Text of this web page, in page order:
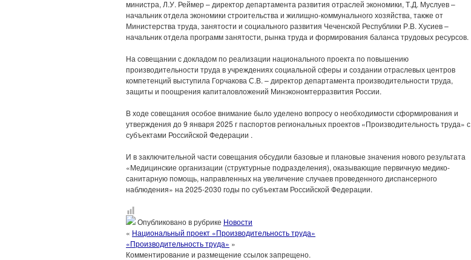
министра, Л.У. Реймер – директор департамента развития отраслей экономики, Т.Д. Муслуев –
начальник отдела экономики строительства и жилищно-коммунального хозяйства, также от
Министерства труда, занятости и социального развития Чеченской Республики Р.В. Хусиев –
начальник отдела программ занятости, рынка труда и формирования баланса трудовых ресурсов.
На совещании с докладом по реализации национального проекта по повышению
производительности труда в учреждениях социальной сферы и создании отраслевых центров
компетенций выступила Горчакова С.В. – директор департамента производительности труда,
защиты и поощрения капиталовложений Минэкономтерразвития России.
В ходе совещания особое внимание было уделено вопросу о необходимости сформирования и
утверждения до 9 января 2025 г паспортов региональных проектов «Производительность труда» с
субъектами Российской Федерации .
И в заключительной части совещания обсудили базовые и плановые значения нового результата
«Медицинские организации (структурные подразделения), оказывающие первичную медико-
санитарную помощь, направленных на увеличение случаев проведенного диспансерного
наблюдения» на 2025-2030 годы по субъектам Российской Федерации.
Опубликовано в рубрике Новости
« Национальный проект «Производительность труда»
«Производительность труда» »
Комментирование и размещение ссылок запрещено.